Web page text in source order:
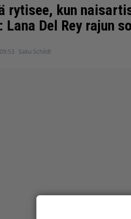
rytisee, kun
Del Rey rajun
Saku Schildt